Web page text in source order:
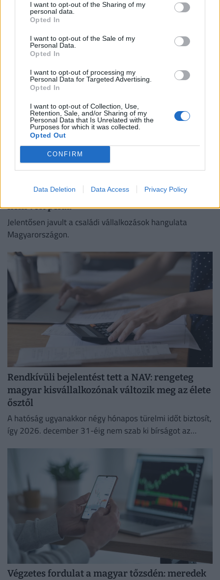
I want to opt-out of the Sharing of my
personal data.
Opted In
I want to opt-out of the Sale of my
Personal Data.
Opted In
I want to opt-out of processing my
Personal Data for Targeted Advertising.
Opted In
I want to opt-out of Collection, Use,
Retention, Sale, and/or Sharing of my
Personal Data that Is Unrelated with the
Purposes for which it was collected.
Opted Out
CONFIRM
Data Deletion Data Access Privacy Policy
kell perkálniuk, hároméves ügy ért véget
A vállalat ezúttal elismerte a jogsértést, és
együttműködött a hivatallal - az ügy előzményei három
évre nyúlnak vissza.
cégek: olyasmire készülnek, amire évek óta
nem volt példa
Jelentősen javult a családi vállalkozások hangulata
Magyarországon.
Rendkívüli bejelentést tett a NAV: rengeteg
magyar kisvállalkozónak változik meg az élete
ősztől
A hatóság ugyanakkor négy hónapos türelmi időt biztosít,
így 2026. december 31-éig nem szab ki bírságot az
Végzetes fordulat a magyar tőzsdén: meredek